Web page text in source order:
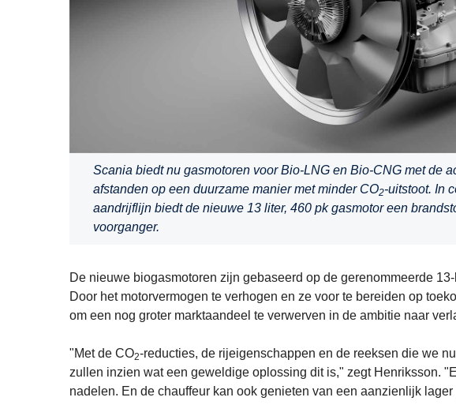
Scania biedt nu gasmotoren voor Bio-LNG en Bio-CNG met de
afstanden op een duurzame manier met minder CO2-uitstoot. In
aandrijflijn biedt de nieuwe 13 liter, 460 pk gasmotor een
voorganger.
De nieuwe biogasmotoren zijn gebaseerd op de gerenommeerde
Door het motorvermogen te verhogen en ze voor te bereiden op
om een nog groter marktaandeel te verwerven in de ambitie naar
"Met de CO2-reducties, de rijeigenschappen en de reeksen die we
zullen inzien wat een geweldige oplossing dit is," zegt Henriksson.
nadelen. En de chauffeur kan ook genieten van een aanzienlijk